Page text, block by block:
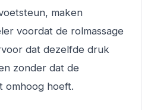
maken
voordat de rolmassage
dat dezelfde druk
zonder dat de
omhoog hoeft.